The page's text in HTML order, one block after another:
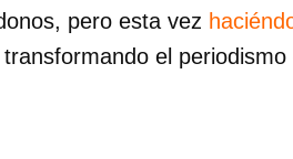
pero esta vez
el periodismo